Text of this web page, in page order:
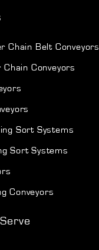
Chain Belt Conveyors
Chain Conveyors
Sort Systems
Sort Systems
Conveyors